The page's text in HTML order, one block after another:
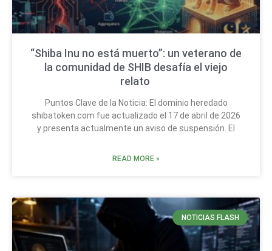
“Shiba Inu no está muerto”: un veterano de
la comunidad de SHIB desafía el viejo
relato
Puntos Clave de la Noticia: El dominio heredado
shibatoken.com fue actualizado el 17 de abril de 2026
y presenta actualmente un aviso de suspensión. El
READ MORE »
NOTICIAS FLASH